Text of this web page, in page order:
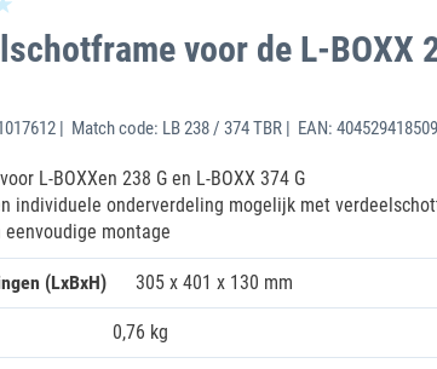
voor de L-BOXX
| Match code: LB 238 / 374 TBR | EAN:
L-BOXXen 238 G en L-BOXX 374 G
individuele onderverdeling mogelijk met
eenvoudige montage
(LxBxH) 305 x 401 x 130 mm
0,76 kg